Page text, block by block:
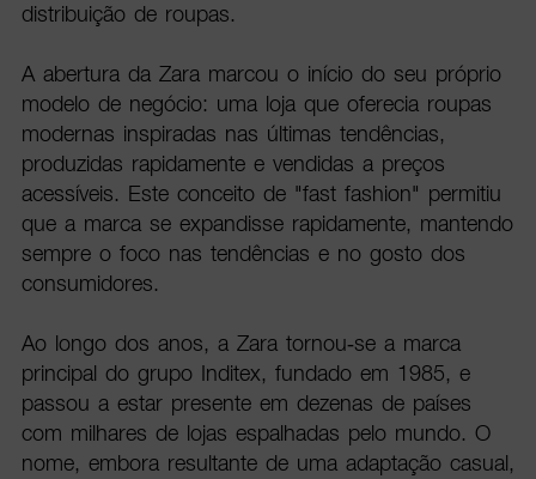
distribuição de roupas.
A abertura da Zara marcou o início do seu próprio
modelo de negócio: uma loja que oferecia roupas
modernas inspiradas nas últimas tendências,
produzidas rapidamente e vendidas a preços
acessíveis. Este conceito de "fast fashion" permitiu
que a marca se expandisse rapidamente, mantendo
sempre o foco nas tendências e no gosto dos
consumidores.
Ao longo dos anos, a Zara tornou-se a marca
principal do grupo Inditex, fundado em 1985, e
passou a estar presente em dezenas de países
com milhares de lojas espalhadas pelo mundo. O
nome, embora resultante de uma adaptação casual,